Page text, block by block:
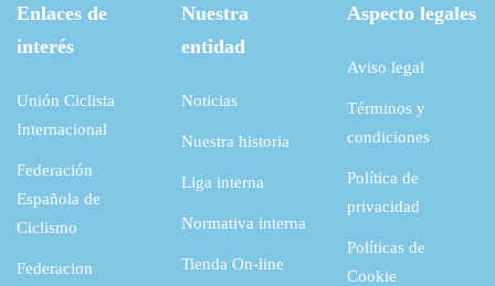
Enlaces de
interés
Unión Ciclista
Internacional
Federación
Española de
Ciclismo
Federacion
Nuestra
entidad
Noticias
Nuestra historia
Liga interna
Normativa interna
Tienda On-line
Aspecto legales
Aviso legal
Términos y
condiciones
Política de
privacidad
Políticas de
Cookie